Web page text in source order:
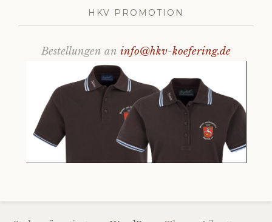
HKV PROMOTION
Bestellungen an info@hkv-koefering.de